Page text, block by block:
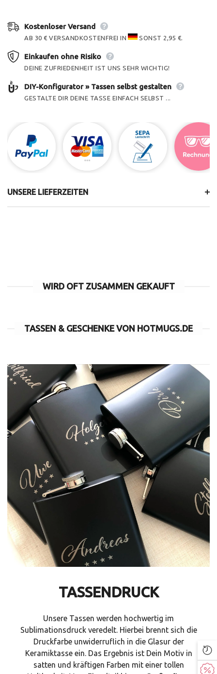
Kostenloser Versand
AB 30 € VERSANDKOSTENFREI IN SONST 2,95 €.
Einkaufen ohne Risiko
DEINE ZUFRIEDENHEIT IST UNS SEHR WICHTIG!
DIY-Konfigurator » Tassen selbst gestalten
GESTALTE DIR DEINE TASSE EINFACH SELBST ...
UNSERE LIEFERZEITEN
WIRD OFT ZUSAMMEN GEKAUFT
TASSEN & GESCHENKE VON HOTMUGS.DE
TASSENDRUCK
Unsere Tassen werden hochwertig im
Sublimationsdruck veredelt. Hierbei brennt sich die
Druckfarbe unwiderruflich in die Glasur der
Keramiktasse ein. Das Ergebnis ist Dein Motiv in
satten und kräftigen Farben mit einer tollen